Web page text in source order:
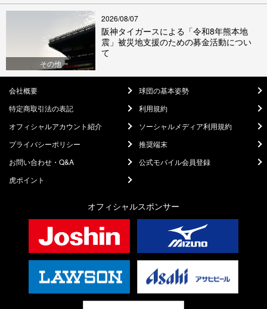
その他
2026/08/07
阪神タイガースによる「令和8年熊本地
震」被災地支援のための募金活動につい
て
会社概要
球団の基本姿勢
特定商取引法の表記
利用規約
オフィシャルアカウント紹介
ソーシャルメディア利用規約
プライバシーポリシー
推奨端末
お問い合わせ・Q&A
公式モバイル会員登録
虎ポイント
オフィシャルスポンサー